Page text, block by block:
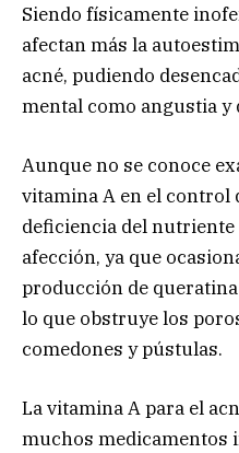
Siendo físicamente
afectan más la
acné, pudiendo
mental como angustia y
Aunque no se conoce
vitamina A en el control
deficiencia del
afección, ya que
producción de
lo que obstruye los
comedones y pústulas.
La vitamina A para el
muchos medicamentos